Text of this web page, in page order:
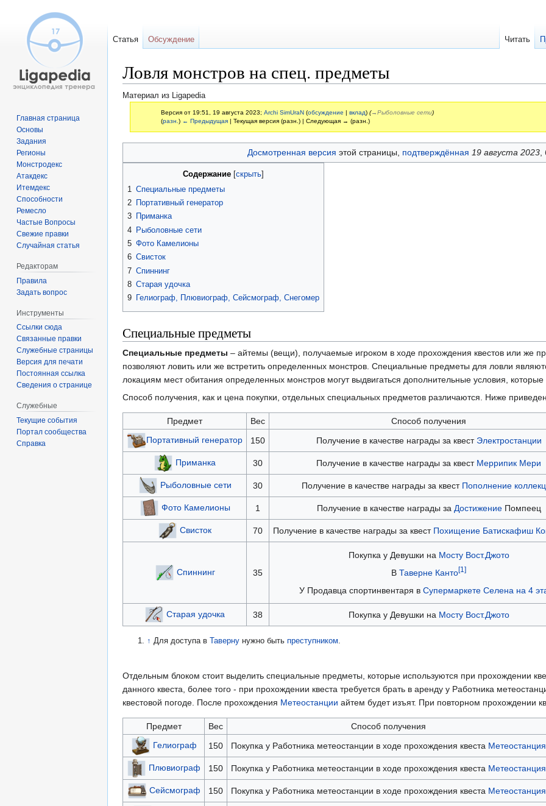
Ловля монстров на спец. предметы
Материал из Ligapedia
Версия от 19:51, 19 августа 2023; Archi SimUraN (обсуждение | вклад) (→‎Рыболовные сети)
(разн. ) ← Предыдущая| Текущая версия (разн.) | Следующая → (разн.)
кк
Досмотренная версия этой страницы, подтверждённая 19 августа 2023
Содержание
1 Специальные предметы
2 Портативный генератор
3 Приманка
4 Рыболовные сети
5 Фото Камелионы
6 Свисток
7 Спиннинг
8 Старая удочка
9 Гелиограф, Плювиограф, Сейсмограф, Снегомер
Специальные предметы
Специальные предметы – айтемы (вещи), получаемые игроком в ходе прохождения квестов или же
позволяют ловить или же встретить определенных монстров. Специальные предметы для ловли
локациям мест обитания определенных монстров могут выдвигаться дополнительные условия, которые
Способ получения, как и цена покупки, отдельных специальных предметов различаются. Ниже
Предмет Вес Способ получения
Портативный генератор
150 Получение в качестве награды за квест Электростанции
Приманка 30 Получение в качестве награды за квест Меррипик Мери
Рыболовные сети 30 Получение в качестве награды за квест Пополнение
Фото Камелионы 1 Получение в качестве награды за ДостижениеПомпеец
Свисток 70 Получение в качестве награды за квест Похищение Батискафиш
Спиннинг 35
Покупка у Девушки на Мосту Вост.Джото
В Таверне Канто[1]
У Продавца спортинвентаря в Супермаркете Селена на 4
Старая удочка 38 Покупка у Девушки на Мосту Вост.Джото
↑ Для доступа вТаверну нужно бытьпреступником
Отдельным блоком стоит выделить специальные предметы, которые используются при прохождении
данного квеста, более того - при прохождении квеста требуется брать в аренду у Работника
квестовой погоде. После прохождения Метеостанции айтем будет изъят. При повторном прохождении
Предмет Вес Способ получения
Гелиограф
150 Покупка у Работника метеостанции в ходе прохождения квеста Метеостанция
Плювиограф 150 Покупка у Работника метеостанции в ходе прохождения квеста Метеостанция
Сейсмограф 150 Покупка у Работника метеостанции в ходе прохождения квеста Метеостанция
Статья Обсуждение Читать
Главная страница
Основы
Задания
Регионы
Монстродекс
Атакдекс
Итемдекс
Способности
Ремесло
Частые Вопросы
Свежие правки
Случайная статья
Редакторам
Правила
Задать вопрос
Инструменты
Ссылки сюда
Связанные правки
Служебные страницы
Версия для печати
Постоянная ссылка
Сведения о странице
Служебные
Текущие события
Портал сообщества
Справка